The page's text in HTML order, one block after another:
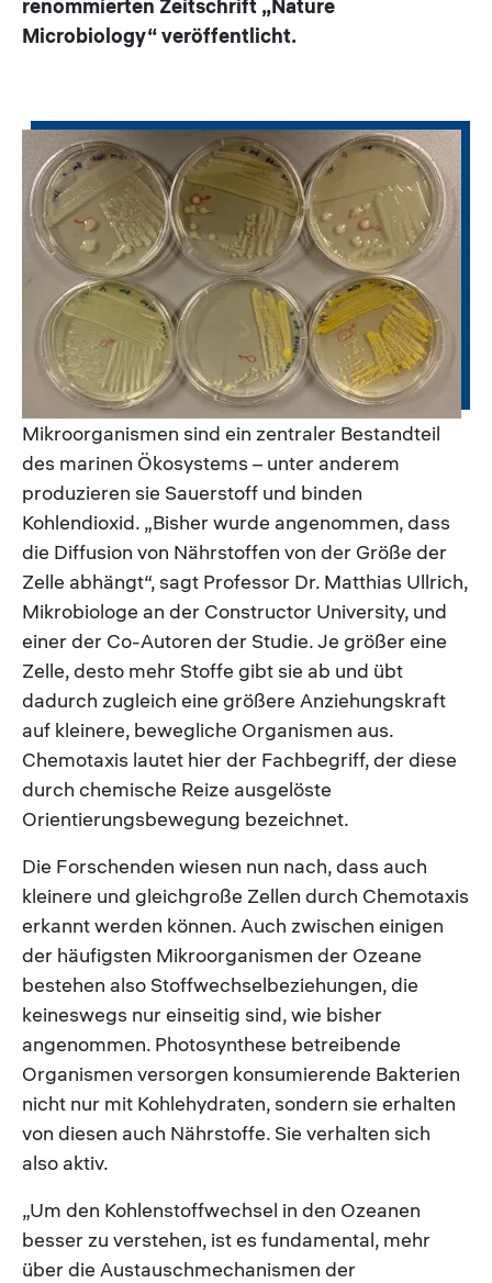
renommierten Zeitschrift „Nature
Microbiology“ veröffentlicht.
Mikroorganismen sind ein zentraler Bestandteil
des marinen Ökosystems – unter anderem
produzieren sie Sauerstoff und binden
Kohlendioxid. „Bisher wurde angenommen, dass
die Diffusion von Nährstoffen von der Größe der
Zelle abhängt“, sagt Professor Dr. Matthias Ullrich,
Mikrobiologe an der Constructor University, und
einer der Co-Autoren der Studie. Je größer eine
Zelle, desto mehr Stoffe gibt sie ab und übt
dadurch zugleich eine größere Anziehungskraft
auf kleinere, bewegliche Organismen aus.
Chemotaxis lautet hier der Fachbegriff, der diese
durch chemische Reize ausgelöste
Orientierungsbewegung bezeichnet.
Die Forschenden wiesen nun nach, dass auch
kleinere und gleichgroße Zellen durch Chemotaxis
erkannt werden können. Auch zwischen einigen
der häufigsten Mikroorganismen der Ozeane
bestehen also Stoffwechselbeziehungen, die
keineswegs nur einseitig sind, wie bisher
angenommen. Photosynthese betreibende
Organismen versorgen konsumierende Bakterien
nicht nur mit Kohlehydraten, sondern sie erhalten
von diesen auch Nährstoffe. Sie verhalten sich
also aktiv.
„Um den Kohlenstoffwechsel in den Ozeanen
besser zu verstehen, ist es fundamental, mehr
über die Austauschmechanismen der